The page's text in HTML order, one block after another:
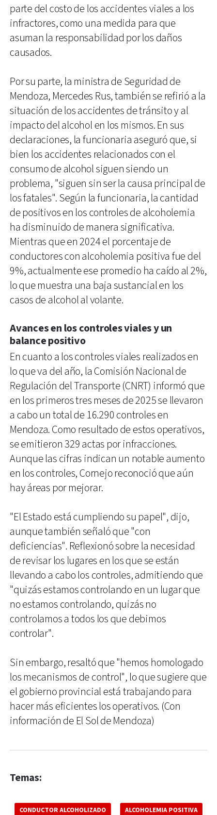
parte del costo de los accidentes viales a los
infractores, como una medida para que
asuman la responsabilidad por los daños
causados.
Por su parte, la ministra de Seguridad de
Mendoza, Mercedes Rus, también se refirió a la
situación de los accidentes de tránsito y al
impacto del alcohol en los mismos. En sus
declaraciones, la funcionaria aseguró que, si
bien los accidentes relacionados con el
consumo de alcohol siguen siendo un
problema, "siguen sin ser la causa principal de
los fatales". Según la funcionaria, la cantidad
de positivos en los controles de alcoholemia
ha disminuido de manera significativa.
Mientras que en 2024 el porcentaje de
conductores con alcoholemia positiva fue del
9%, actualmente ese promedio ha caído al 2%,
lo que muestra una baja sustancial en los
casos de alcohol al volante.
Avances en los controles viales y un
balance positivo
En cuanto a los controles viales realizados en
lo que va del año, la Comisión Nacional de
Regulación del Transporte (CNRT) informó que
en los primeros tres meses de 2025 se llevaron
a cabo un total de 16.290 controles en
Mendoza. Como resultado de estos operativos,
se emitieron 329 actas por infracciones.
Aunque las cifras indican un notable aumento
en los controles, Cornejo reconoció que aún
hay áreas por mejorar.
"El Estado está cumpliendo su papel", dijo,
aunque también señaló que "con
deficiencias". Reflexionó sobre la necesidad
de revisar los lugares en los que se están
llevando a cabo los controles, admitiendo que
"quizás estamos controlando en un lugar que
no estamos controlando, quizás no
controlamos a todos los que debimos
controlar".
Sin embargo, resaltó que "hemos homologado
los mecanismos de control", lo que sugiere que
el gobierno provincial está trabajando para
hacer más eficientes los operativos. (Con
información de El Sol de Mendoza)
Temas:
CONDUCTOR ALCOHOLIZADO ALCOHOLEMIA POSITIVA